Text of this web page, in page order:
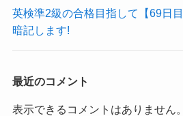
英検準2級の合格目指して【69日
暗記します!
最近のコメント
表示できるコメントはありません。